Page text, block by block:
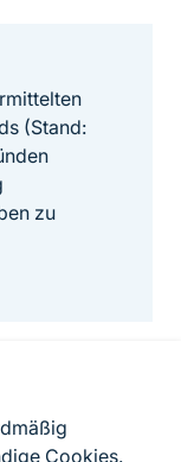
Cookies.
(Stand:
zu